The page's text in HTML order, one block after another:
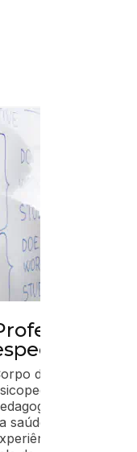
docente
e
saúde e educação,
do